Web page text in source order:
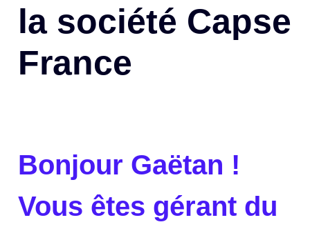
la société Capse
France
Bonjour Gaëtan !
Vous êtes gérant du